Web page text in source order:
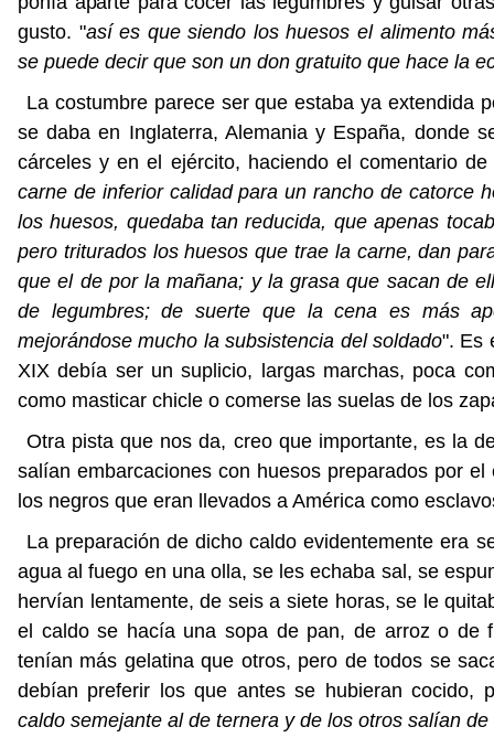
gusto. "así es que siendo los huesos el alimento
se puede decir que son un don gratuito que hace la
La costumbre parece ser que estaba ya extendida
se daba en Inglaterra, Alemania y España, donde
cárceles y en el ejército, haciendo el comentario
carne de inferior calidad para un rancho de catorce
los huesos, quedaba tan reducida, que apenas
pero triturados los huesos que trae la carne, dan
que el de por la mañana; y la grasa que sacan de
de legumbres; de suerte que la cena es más
mejorándose mucho la subsistencia del soldado". Es
XIX debía ser un suplicio, largas marchas, poca
como masticar chicle o comerse las suelas de los
Otra pista que nos da, creo que importante, es la
salían embarcaciones con huesos preparados por
los negros que eran llevados a América como
La preparación de dicho caldo evidentemente era
agua al fuego en una olla, se les echaba sal, se
hervían lentamente, de seis a siete horas, se le
el caldo se hacía una sopa de pan, de arroz o de
tenían más gelatina que otros, pero de todos se
debían preferir los que antes se hubieran cocido,
caldo semejante al de ternera y de los otros salían